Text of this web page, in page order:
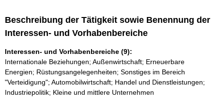
Beschreibung der Tätigkeit sowie Benennung der
Interessen- und Vorhabenbereiche
Interessen- und Vorhabenbereiche (9):
Internationale Beziehungen; Außenwirtschaft; Erneuerbare
Energien; Rüstungsangelegenheiten; Sonstiges im Bereich
"Verteidigung"; Automobilwirtschaft; Handel und Dienstleistungen;
Industriepolitik; Kleine und mittlere Unternehmen